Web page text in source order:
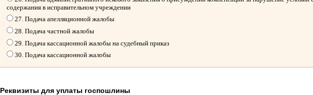
содержания в исправительном учреждении
27. Подача апелляционной жалобы
28. Подача частной жалобы
29. Подача кассационной жалобы на судебный приказ
30. Подача кассационной жалобы
Реквизиты для уплаты госпошлины